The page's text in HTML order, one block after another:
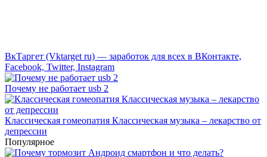
ВкТаргет (Vktarget ru) — заработок для всех в ВКонтакте,
Facebook, Twitter, Instagram
Почему не работает usb 2
Классическая гомеопатия Классическая музыка – лекарство от
депрессии
Популярное